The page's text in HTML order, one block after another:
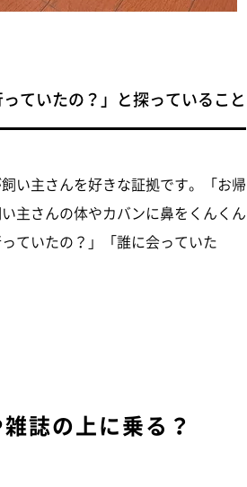
ていたの？」と探っていること
い主さんを好きな証拠です。「お帰
主さんの体やカバンに鼻をくんくん
ていたの？」「誰に会っていた
誌の上に乗る？